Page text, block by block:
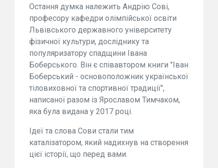
Остання думка належить Андрію Сові,
професору кафедри олімпійської освіти
Львівського державного університету
фізичної культури, досліднику та
популяризатору спадщини Івана
Боберського. Він є співавтором книги "Іван
Боберський - основоположник української
тіловиховної та спортивної традиції",
написаної разом із Ярославом Тимчаком,
яка була видана у 2017 році.
Ідеї та слова Сови стали тим
каталізатором, який надихнув на створення
цієї історії, що перед вами.